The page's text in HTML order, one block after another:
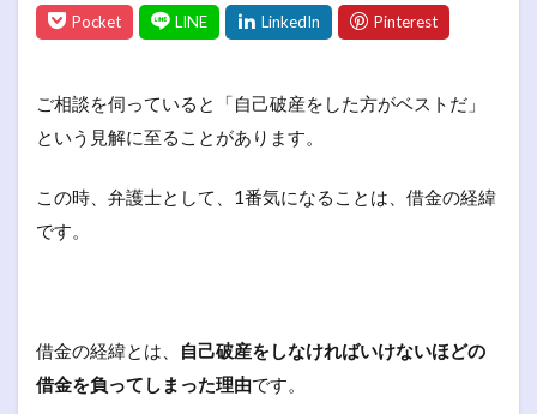
ご相談を伺っていると「自己破産をした方がベストだ」
という見解に至ることがあります。
この時、弁護士として、1番気になることは、借金の経緯
です。
借金の経緯とは、
自己破産をしなければいけないほどの
借金を負ってしまった理由です。